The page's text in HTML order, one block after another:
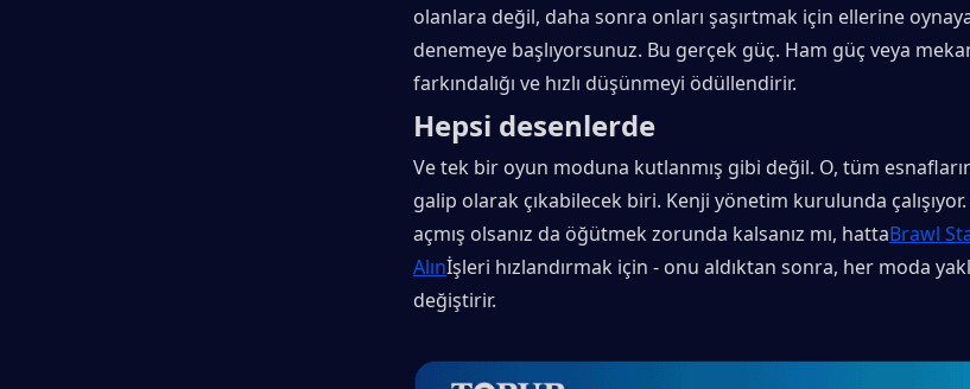
olanlara değil, daha sonra onları şaşırtmak için ellerine
denemeye başlıyorsunuz. Bu gerçek güç. Ham güç veya
farkındalığı ve hızlı düşünmeyi ödüllendirir.
Hepsi desenlerde
Ve tek bir oyun moduna kutlanmış gibi değil. O, tüm
galip olarak çıkabilecek biri. Kenji yönetim kurulunda
açmış olsanız da öğütmek zorunda kalsanız mı, hattaBrawl
Alınİşleri hızlandırmak için - onu aldıktan sonra, her moda
değiştirir.